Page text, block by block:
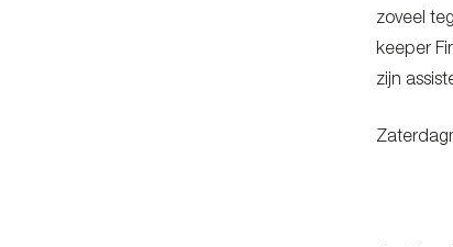
zoveel
keeper
zijn